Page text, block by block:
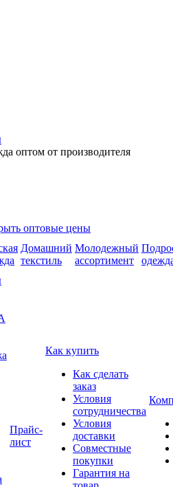
оптом от производителя
оптовые цены
Домашний
текстиль
Молодежный
ассортимент
Прайс-
лист
Как купить
Как сделать
заказ
Условия
сотрудничества
Условия
доставки
Совместные
покупки
Гарантия на